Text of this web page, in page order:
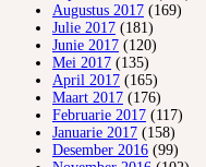
Augustus 2017 (169)
Julie 2017 (181)
Junie 2017 (120)
Mei 2017 (135)
April 2017 (165)
Maart 2017 (176)
Februarie 2017 (117)
Januarie 2017 (158)
Desember 2016 (99)